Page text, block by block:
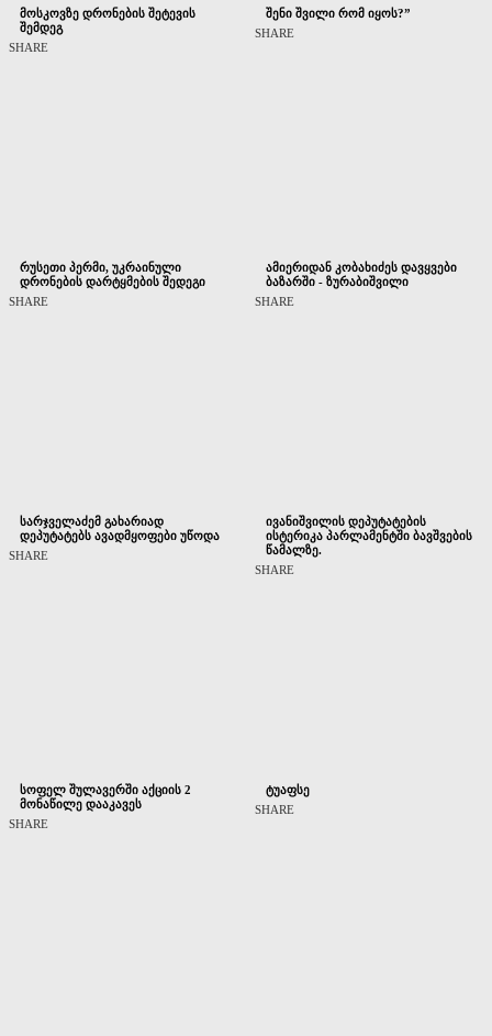
მოსკოვზე დრონების შეტევის
შემდეგ
SHARE
შენი შვილი რომ იყოს?”
SHARE
რუსეთი პერმი, უკრაინული
დრონების დარტყმების შედეგი
SHARE
ამიერიდან კობახიძეს დავყვები
ბაზარში - ზურაბიშვილი
SHARE
სარჯველაძემ გახარიად
დეპუტატებს ავადმყოფები უწოდა
SHARE
ივანიშვილის დეპუტატების
ისტერიკა პარლამენტში ბავშვების
წამალზე.
SHARE
სოფელ შულავერში აქციის 2
მონაწილე დააკავეს
SHARE
ტუაფსე
SHARE